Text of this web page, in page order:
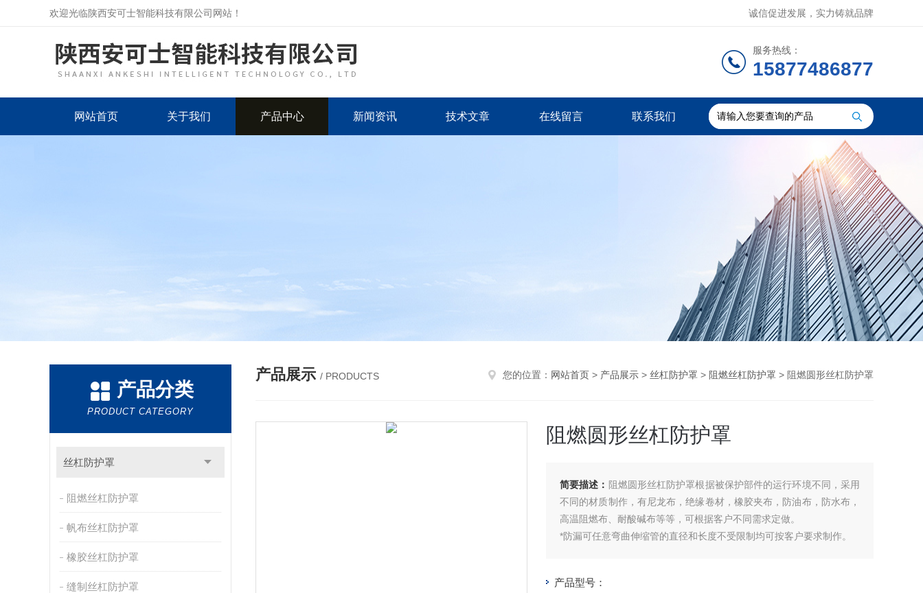
欢迎光临陕西安可士智能科技有限公司网站！ 诚信促进发展，实力铸就品牌
服务热线：
15877486877
网站首页 关于我们 产品中心 新闻资讯 技术文章 在线留言 联系我们
产品分类
PRODUCT CATEGORY
丝杠防护罩
阻燃丝杠防护罩
帆布丝杠防护罩
橡胶丝杠防护罩
缝制丝杠防护罩
产品展示 / PRODUCTS 您的位置： 网站首页 > 产品展示 > 丝杠防护罩 > 阻燃丝杠防护罩 > 阻燃圆形丝杠防护罩
阻燃圆形丝杠防护罩
简要描述： 阻燃圆形丝杠防护罩根据被保护部件的运行环境不同，采用
不同的材质制作，有尼龙布，绝缘卷材，橡胶夹布，防油布，防水布，
高温阻燃布、耐酸碱布等等，可根据客户不同需求定做。
*防漏可任意弯曲伸缩管的直径和长度不受限制均可按客户要求制作。
产品型号：